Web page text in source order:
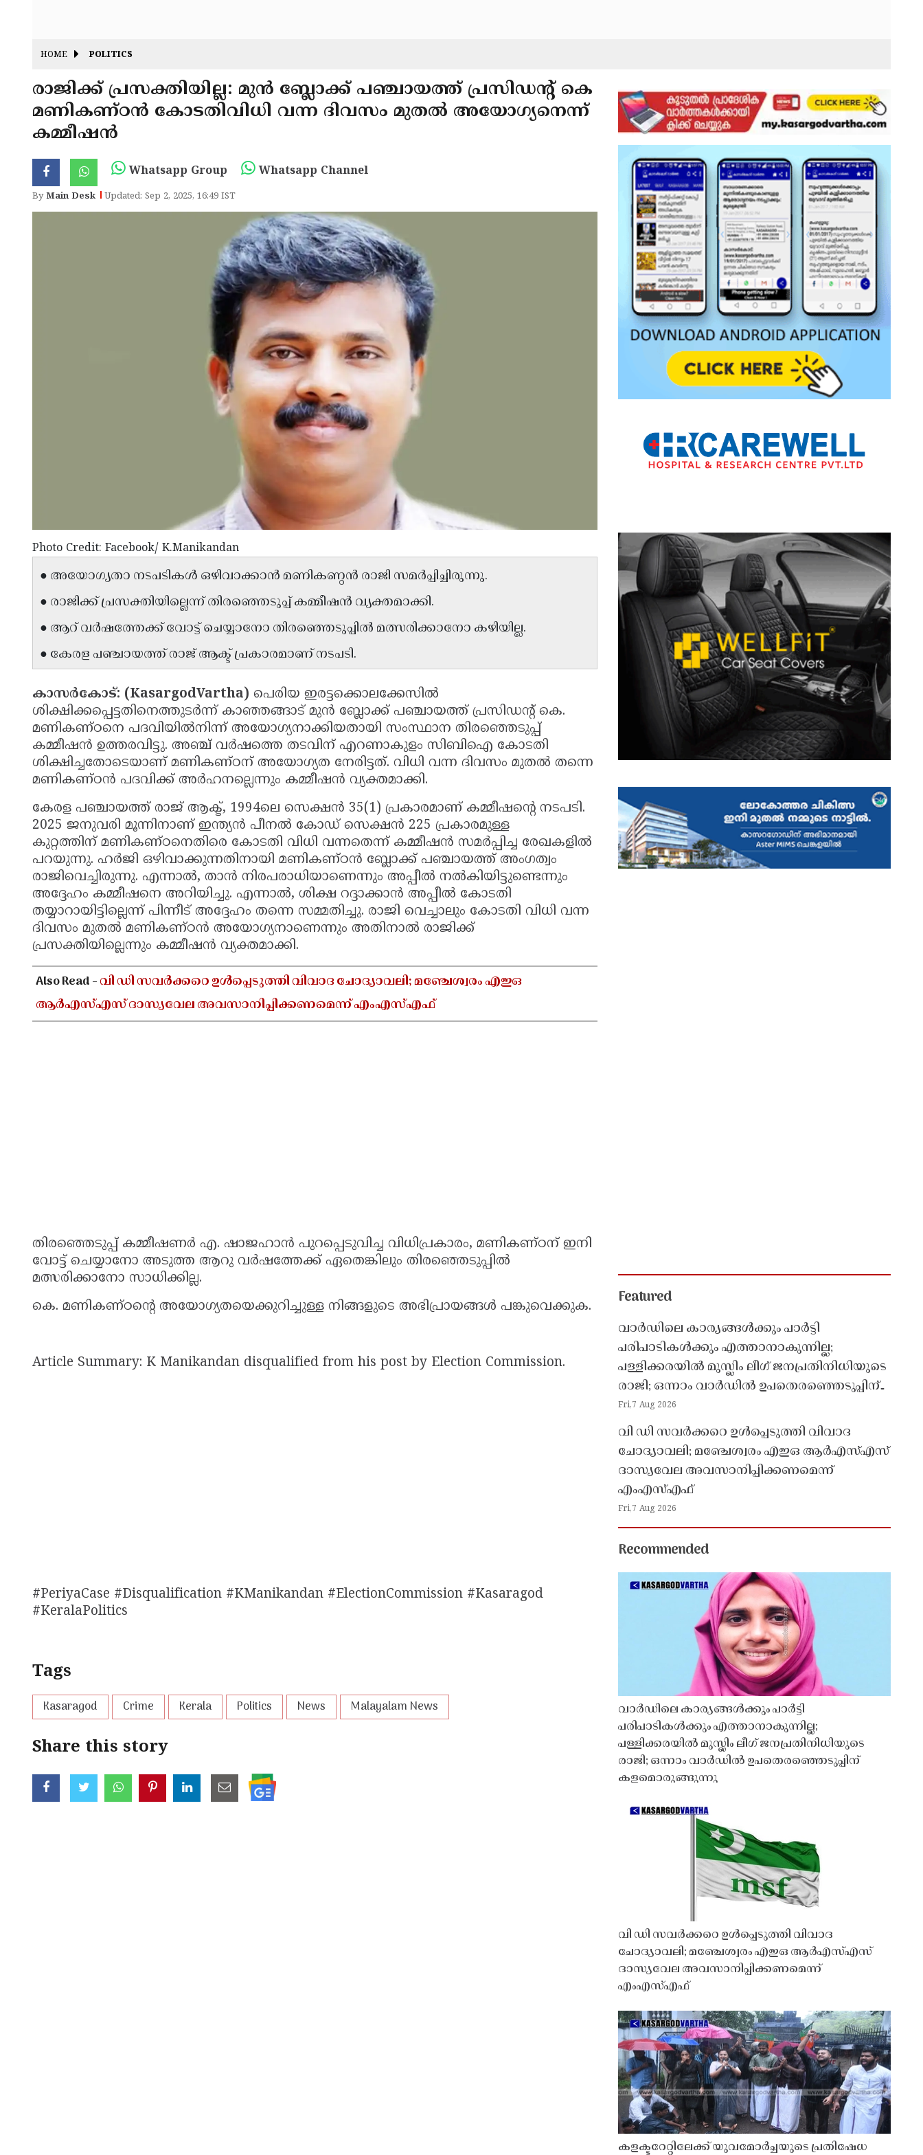
HOME POLITICS
രാജിക്ക് പ്രസക്തിയില്ല: മുൻ ബ്ലോക്ക് പഞ്ചായത്ത് പ്രസിഡന്റ് കെ
മണികണ്ഠൻ കോടതിവിധി വന്ന ദിവസം മുതൽ അയോഗ്യനെന്ന്
കമ്മീഷൻ
Whatsapp Group Whatsapp Channel
ByMain Desk Updated: Sep 2, 2025, 16:49 IST
Photo Credit: Facebook/ K.Manikandan
● അയോഗ്യതാ നടപടികൾ ഒഴിവാക്കാൻ മണികണ്ഠൻ രാജി സമർപ്പിച്ചിരുന്നു.
● രാജിക്ക് പ്രസക്തിയില്ലെന്ന് തിരഞ്ഞെടുപ്പ് കമ്മീഷൻ വ്യക്തമാക്കി.
● ആറ് വർഷത്തേക്ക് വോട്ട് ചെയ്യാനോ തിരഞ്ഞെടുപ്പിൽ മത്സരിക്കാനോ കഴിയില്ല.
● കേരള പഞ്ചായത്ത് രാജ് ആക്ട് പ്രകാരമാണ് നടപടി.
കാസർകോട്: (KasargodVartha) പെരിയ ഇരട്ടക്കൊലക്കേസിൽ
ശിക്ഷിക്കപ്പെട്ടതിനെത്തുടർന്ന് കാഞ്ഞങ്ങാട് മുൻ ബ്ലോക്ക് പഞ്ചായത്ത് പ്രസിഡന്റ് കെ.
മണികണ്ഠനെ പദവിയിൽനിന്ന് അയോഗ്യനാക്കിയതായി സംസ്ഥാന തിരഞ്ഞെടുപ്പ്
കമ്മീഷൻ ഉത്തരവിട്ടു. അഞ്ച് വർഷത്തെ തടവിന് എറണാകുളം സിബിഐ കോടതി
ശിക്ഷിച്ചതോടെയാണ് മണികണ്ഠന് അയോഗ്യത നേരിട്ടത്. വിധി വന്ന ദിവസം മുതൽ തന്നെ
മണികണ്ഠൻ പദവിക്ക് അർഹനല്ലെന്നും കമ്മീഷൻ വ്യക്തമാക്കി.
കേരള പഞ്ചായത്ത് രാജ് ആക്ട്, 1994ലെ സെക്ഷൻ 35(1) പ്രകാരമാണ് കമ്മീഷന്റെ നടപടി.
2025 ജനുവരി മൂന്നിനാണ് ഇന്ത്യൻ പീനൽ കോഡ് സെക്ഷൻ 225 പ്രകാരമുള്ള
കുറ്റത്തിന് മണികണ്ഠനെതിരെ കോടതി വിധി വന്നതെന്ന് കമ്മീഷൻ സമർപ്പിച്ച രേഖകളിൽ
പറയുന്നു. ഹർജി ഒഴിവാക്കുന്നതിനായി മണികണ്ഠൻ ബ്ലോക്ക് പഞ്ചായത്ത് അംഗത്വം
രാജിവെച്ചിരുന്നു. എന്നാൽ, താൻ നിരപരാധിയാണെന്നും അപ്പീൽ നൽകിയിട്ടുണ്ടെന്നും
അദ്ദേഹം കമ്മീഷനെ അറിയിച്ചു. എന്നാൽ, ശിക്ഷ റദ്ദാക്കാൻ അപ്പീൽ കോടതി
തയ്യാറായിട്ടില്ലെന്ന് പിന്നീട് അദ്ദേഹം തന്നെ സമ്മതിച്ചു. രാജി വെച്ചാലും കോടതി വിധി വന്ന
ദിവസം മുതൽ മണികണ്ഠൻ അയോഗ്യനാണെന്നും അതിനാൽ രാജിക്ക്
പ്രസക്തിയില്ലെന്നും കമ്മീഷൻ വ്യക്തമാക്കി.
Also Read -വി ഡി സവർക്കറെ ഉൾപ്പെടുത്തി വിവാദ ചോദ്യാവലി; മഞ്ചേശ്വരം എഇഒ
ആർഎസ്എസ് ദാസ്യവേല അവസാനിപ്പിക്കണമെന്ന് എംഎസ്എഫ്
തിരഞ്ഞെടുപ്പ് കമ്മീഷണർ എ. ഷാജഹാൻ പുറപ്പെടുവിച്ച വിധിപ്രകാരം, മണികണ്ഠന് ഇനി
വോട്ട് ചെയ്യാനോ അടുത്ത ആറു വർഷത്തേക്ക് ഏതെങ്കിലും തിരഞ്ഞെടുപ്പിൽ
മത്സരിക്കാനോ സാധിക്കില്ല.
കെ. മണികണ്ഠന്റെ അയോഗ്യതയെക്കുറിച്ചുള്ള നിങ്ങളുടെ അഭിപ്രായങ്ങൾ പങ്കുവെക്കുക.
Article Summary: K Manikandan disqualified from his post by Election Commission.
#PeriyaCase #Disqualification #KManikandan #ElectionCommission #Kasaragod
#KeralaPolitics
Tags
Kasaragod Crime Kerala Politics News Malayalam News
Share this story
Featured
വാർഡിലെ കാര്യങ്ങൾക്കും പാർട്ടി
പരിപാടികൾക്കും എത്താനാകുന്നില്ല;
പള്ളിക്കരയിൽ മുസ്ലിം ലീഗ് ജനപ്രതിനിധിയുടെ
രാജി; ഒന്നാം വാർഡിൽ ഉപതെരഞ്ഞെടുപ്പിന്
കളമൊരുങ്ങുന്നു
Fri,7 Aug 2026
വി ഡി സവർക്കറെ ഉൾപ്പെടുത്തി വിവാദ
ചോദ്യാവലി; മഞ്ചേശ്വരം എഇഒ ആർഎസ്എസ്
ദാസ്യവേല അവസാനിപ്പിക്കണമെന്ന്
എംഎസ്എഫ്
Fri,7 Aug 2026
Recommended
വാർഡിലെ കാര്യങ്ങൾക്കും പാർട്ടി
പരിപാടികൾക്കും എത്താനാകുന്നില്ല;
പള്ളിക്കരയിൽ മുസ്ലിം ലീഗ് ജനപ്രതിനിധിയുടെ
രാജി; ഒന്നാം വാർഡിൽ ഉപതെരഞ്ഞെടുപ്പിന്
കളമൊരുങ്ങുന്നു
വി ഡി സവർക്കറെ ഉൾപ്പെടുത്തി വിവാദ
ചോദ്യാവലി; മഞ്ചേശ്വരം എഇഒ ആർഎസ്എസ്
ദാസ്യവേല അവസാനിപ്പിക്കണമെന്ന്
എംഎസ്എഫ്
കളക്ടറേറ്റിലേക്ക് യുവമോർച്ചയുടെ പ്രതിഷേധ